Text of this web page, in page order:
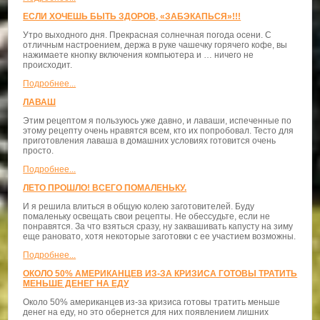
ЕСЛИ ХОЧЕШЬ БЫТЬ ЗДОРОВ, «ЗАБЭКАПЬСЯ»!!!
Утро выходного дня. Прекрасная солнечная погода осени. С
отличным настроением, держа в руке чашечку горячего кофе, вы
нажимаете кнопку включения компьютера и … ничего не
происходит.
Подробнее...
ЛАВАШ
Этим рецептом я пользуюсь уже давно, и лаваши, испеченные по
этому рецепту очень нравятся всем, кто их попробовал. Тесто для
приготовления лаваша в домашних условиях готовится очень
просто.
Подробнее...
ЛЕТО ПРОШЛО! ВСЕГО ПОМАЛЕНЬКУ.
И я решила влиться в общую колею заготовителей. Буду
помаленьку освещать свои рецепты. Не обессудьте, если не
понравятся. За что взяться сразу, ну заквашивать капусту на зиму
еще рановато, хотя некоторые заготовки с ее участием возможны.
Подробнее...
ОКОЛО 50% АМЕРИКАНЦЕВ ИЗ-ЗА КРИЗИСА ГОТОВЫ ТРАТИТЬ
МЕНЬШЕ ДЕНЕГ НА ЕДУ
Около 50% американцев из-за кризиса готовы тратить меньше
денег на еду, но это обернется для них появлением лишних